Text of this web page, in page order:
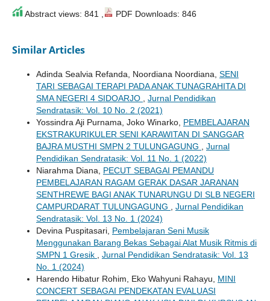
Abstract views: 841 , PDF Downloads: 846
Similar Articles
Adinda Sealvia Refanda, Noordiana Noordiana, SENI
TARI SEBAGAI TERAPI PADA ANAK TUNAGRAHITA DI
SMA NEGERI 4 SIDOARJO , Jurnal Pendidikan
Sendratasik: Vol. 10 No. 2 (2021)
Yossindra Aji Purnama, Joko Winarko, PEMBELAJARAN
EKSTRAKURIKULER SENI KARAWITAN DI SANGGAR
BAJRA MUSTHI SMPN 2 TULUNGAGUNG , Jurnal
Pendidikan Sendratasik: Vol. 11 No. 1 (2022)
Niarahma Diana, PECUT SEBAGAI PEMANDU
PEMBELAJARAN RAGAM GERAK DASAR JARANAN
SENTHREWE BAGI ANAK TUNARUNGU DI SLB NEGERI
CAMPURDARAT TULUNGAGUNG , Jurnal Pendidikan
Sendratasik: Vol. 13 No. 1 (2024)
Devina Puspitasari, Pembelajaran Seni Musik
Menggunakan Barang Bekas Sebagai Alat Musik Ritmis di
SMPN 1 Gresik , Jurnal Pendidikan Sendratasik: Vol. 13
No. 1 (2024)
Harendo Hibatur Rohim, Eko Wahyuni Rahayu, MINI
CONCERT SEBAGAI PENDEKATAN EVALUASI